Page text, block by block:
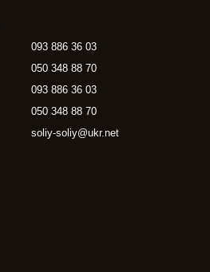
093 886 36 03
050 348 88 70
093 886 36 03
050 348 88 70
soliy-soliy@ukr.net